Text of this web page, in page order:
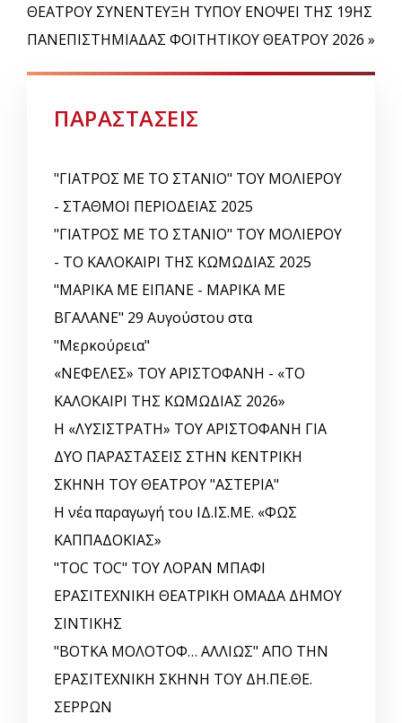
ΘΕΑΤΡΟΥ ΣΥΝΕΝΤΕΥΞΗ ΤΥΠΟΥ ΕΝΟΨΕΙ ΤΗΣ 19ΗΣ
ΠΑΝΕΠΙΣΤΗΜΙΑΔΑΣ ΦΟΙΤΗΤΙΚΟΥ ΘΕΑΤΡΟΥ 2026 »
ΠΑΡΑΣΤΑΣΕΙΣ
"ΓΙΑΤΡΟΣ ΜΕ ΤΟ ΣΤΑΝΙΟ" ΤΟΥ ΜΟΛΙΕΡΟΥ
- ΣΤΑΘΜΟΙ ΠΕΡΙΟΔΕΙΑΣ 2025
"ΓΙΑΤΡΟΣ ΜΕ ΤΟ ΣΤΑΝΙΟ" ΤΟΥ ΜΟΛΙΕΡΟΥ
- ΤΟ ΚΑΛΟΚΑΙΡΙ ΤΗΣ ΚΩΜΩΔΙΑΣ 2025
"ΜΑΡΙΚΑ ΜΕ ΕΙΠΑΝΕ - ΜΑΡΙΚΑ ΜΕ
ΒΓΑΛΑΝΕ" 29 Αυγούστου στα
"Μερκούρεια"
«ΝΕΦΕΛΕΣ» ΤΟΥ ΑΡΙΣΤΟΦΑΝΗ - «ΤΟ
ΚΑΛΟΚΑΙΡΙ ΤΗΣ ΚΩΜΩΔΙΑΣ 2026»
Η «ΛΥΣΙΣΤΡΑΤΗ» ΤΟΥ ΑΡΙΣΤΟΦΑΝΗ ΓΙΑ
ΔΥΟ ΠΑΡΑΣΤΑΣΕΙΣ ΣΤΗΝ ΚΕΝΤΡΙΚΗ
ΣΚΗΝΗ ΤΟΥ ΘΕΑΤΡΟΥ "ΑΣΤΕΡΙΑ"
Η νέα παραγωγή του ΙΔ.ΙΣ.ΜΕ. «ΦΩΣ
ΚΑΠΠΑΔΟΚΙΑΣ»
"TOC TOC" ΤΟΥ ΛΟΡΑΝ ΜΠΑΦΙ
ΕΡΑΣΙΤΕΧΝΙΚΗ ΘΕΑΤΡΙΚΗ ΟΜΑΔΑ ΔΗΜΟΥ
ΣΙΝΤΙΚΗΣ
"ΒΟΤΚΑ ΜΟΛΟΤΟΦ… ΑΛΛΙΩΣ" ΑΠΟ ΤΗΝ
ΕΡΑΣΙΤΕΧΝΙΚΗ ΣΚΗΝΗ ΤΟΥ ΔΗ.ΠΕ.ΘΕ.
ΣΕΡΡΩΝ